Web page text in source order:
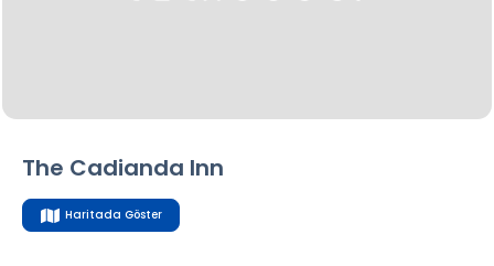
The Cadianda Inn
Haritada Göster